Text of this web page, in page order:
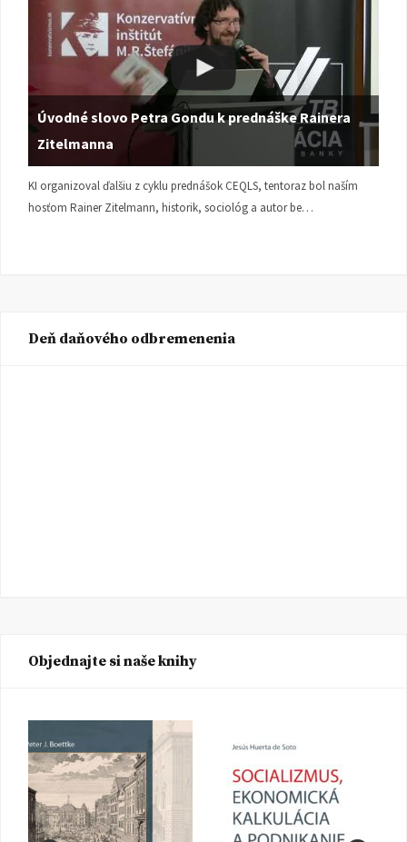
Úvodné slovo Petra Gondu k prednáške Rainera
Zitelmanna
KI organizoval ďalšiu z cyklu prednášok CEQLS, tentoraz bol naším
hosťom Rainer Zitelmann, historik, sociológ a autor be…
Deň daňového odbremenenia
Objednajte si naše knihy